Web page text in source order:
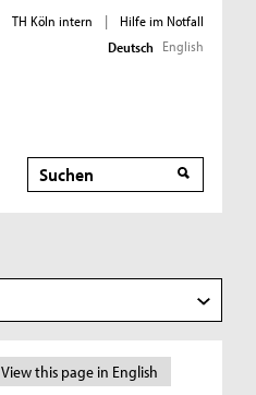
TH Köln intern |
Hilfe im Notfall
Deutsch English
Suche
View this page in English